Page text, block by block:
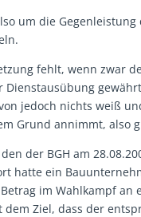
um die Gegenleistung
fehlt, wenn zwar
Dienstausübung
jedoch nichts weiß
Grund annimmt, also
der BGH am
hatte ein
im Wahlkampf an
dem Ziel, dass der